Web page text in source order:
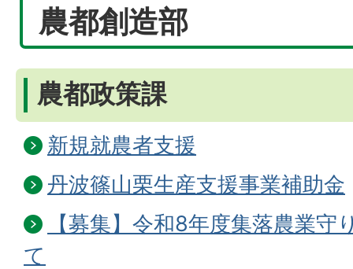
農都創造部
農都政策課
新規就農者支援
丹波篠山栗生産支援事業補助金
【募集】令和8年度集落農業守
て